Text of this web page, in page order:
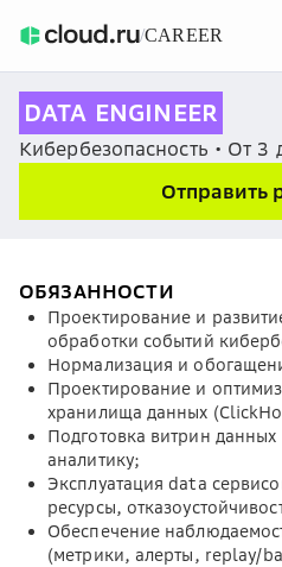
/CAREER
DATA ENGINEER
Кибербезопасность • От 3
Отправить
ОБЯЗАННОСТИ
Проектирование и
обработки событий
Нормализация и
Проектирование и
хранилища данных
Подготовка витрин
аналитику;
Эксплуатация data
ресурсы,
Обеспечение
(метрики, алерты, replay/